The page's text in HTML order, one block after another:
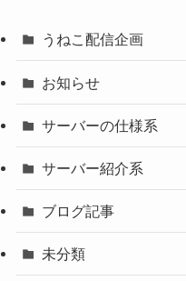
うねこ配信企画
お知らせ
サーバーの仕様系
サーバー紹介系
ブログ記事
未分類